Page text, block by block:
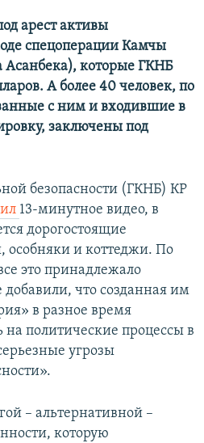
арест активы
спецоперации Камчы
Асанбека), которые ГКНБ
А более 40 человек, по
с ним и входившие в
заключены под
безопасности (ГКНБ) КР
13-минутное видео, в
дорогостоящие
особняки и коттеджи. По
это принадлежало
добавили, что созданная им
в разное время
на политические процессы в
угрозы
– альтернативной –
которую